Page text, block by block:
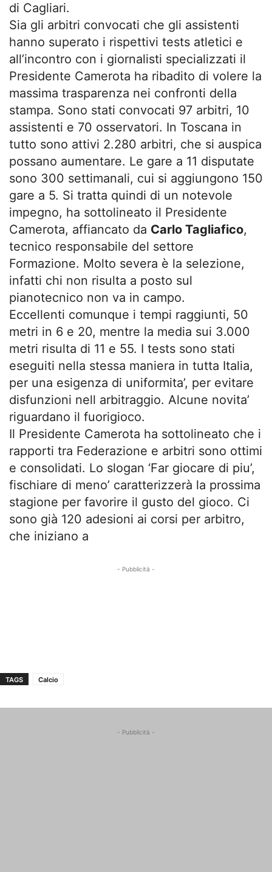
di Cagliari.
Sia gli arbitri convocati che gli assistenti
hanno superato i rispettivi tests atletici e
all’incontro con i giornalisti specializzati il
Presidente Camerota ha ribadito di volere la
massima trasparenza nei confronti della
stampa. Sono stati convocati 97 arbitri, 10
assistenti e 70 osservatori. In Toscana in
tutto sono attivi 2.280 arbitri, che si auspica
possano aumentare. Le gare a 11 disputate
sono 300 settimanali, cui si aggiungono 150
gare a 5. Si tratta quindi di un notevole
impegno, ha sottolineato il Presidente
Camerota, affiancato da Carlo Tagliafico,
tecnico responsabile del settore
Formazione. Molto severa è la selezione,
infatti chi non risulta a posto sul
pianotecnico non va in campo.
Eccellenti comunque i tempi raggiunti, 50
metri in 6 e 20, mentre la media sui 3.000
metri risulta di 11 e 55. I tests sono stati
eseguiti nella stessa maniera in tutta Italia,
per una esigenza di uniformita’, per evitare
disfunzioni nell arbitraggio. Alcune novita’
riguardano il fuorigioco.
Il Presidente Camerota ha sottolineato che i
rapporti tra Federazione e arbitri sono ottimi
e consolidati. Lo slogan ‘Far giocare di piu’,
fischiare di meno’ caratterizzerà la prossima
stagione per favorire il gusto del gioco. Ci
sono già 120 adesioni ai corsi per arbitro,
che iniziano a
- Pubblicità -
TAGS Calcio
- Pubblicità -